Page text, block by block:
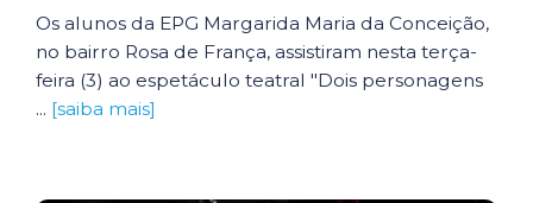
Os alunos da EPG Margarida Maria da Conceição,
no bairro Rosa de França, assistiram nesta terça-
feira (3) ao espetáculo teatral "Dois personagens
... [saiba mais]